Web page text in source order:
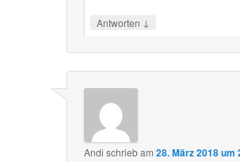
Antworten ↓
Andi schriebam28. März 2018 um